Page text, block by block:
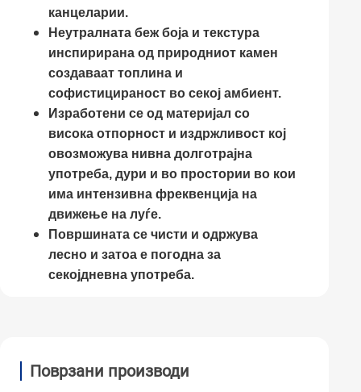
канцеларии.
Неутралната беж боја и текстура
инспирирана од природниот камен
создаваат топлина и
софистицираност во секој амбиент.
Изработени се од материјал со
висока отпорност и издржливост кој
овозможува нивна долготрајна
употреба, дури и во простории во кои
има интензивна фреквенција на
движење на луѓе.
Површината се чисти и одржува
лесно и затоа е погодна за
секојдневна употреба.
Поврзани производи